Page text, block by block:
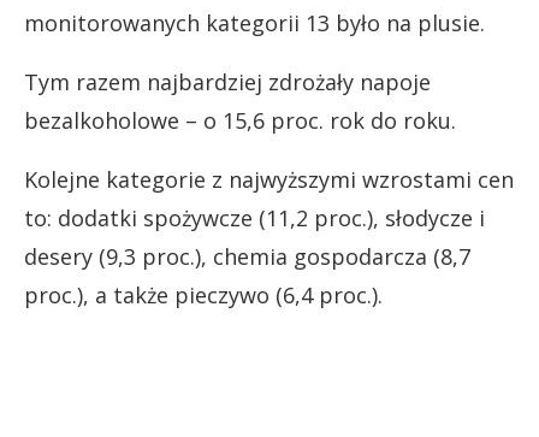
monitorowanych kategorii 13 było na plusie.
Tym razem najbardziej zdrożały napoje
bezalkoholowe – o 15,6 proc. rok do roku.
Kolejne kategorie z najwyższymi wzrostami cen
to: dodatki spożywcze (11,2 proc.), słodycze i
desery (9,3 proc.), chemia gospodarcza (8,7
proc.), a także pieczywo (6,4 proc.).